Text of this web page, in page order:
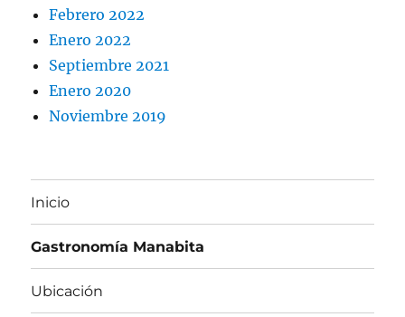
Febrero 2022
Enero 2022
Septiembre 2021
Enero 2020
Noviembre 2019
Inicio
Gastronomía Manabita
Ubicación